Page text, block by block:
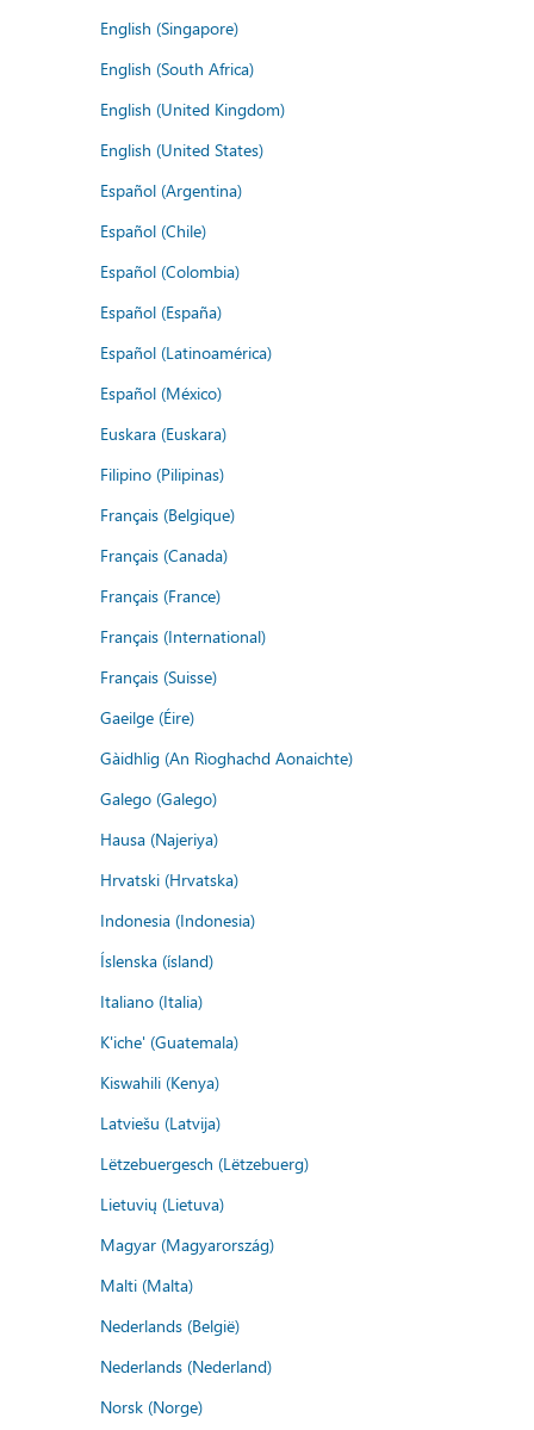
English (Singapore)
English (South Africa)
English (United Kingdom)
English (United States)
Español (Argentina)
Español (Chile)
Español (Colombia)
Español (España)
Español (Latinoamérica)
Español (México)
Euskara (Euskara)
Filipino (Pilipinas)
Français (Belgique)
Français (Canada)
Français (France)
Français (International)
Français (Suisse)
Gaeilge (Éire)
Gàidhlig (An Rìoghachd Aonaichte)
Galego (Galego)
Hausa (Najeriya)
Hrvatski (Hrvatska)
Indonesia (Indonesia)
Íslenska (ísland)
Italiano (Italia)
K'iche' (Guatemala)
Kiswahili (Kenya)
Latviešu (Latvija)
Lëtzebuergesch (Lëtzebuerg)
Lietuvių (Lietuva)
Magyar (Magyarország)
Malti (Malta)
Nederlands (België)
Nederlands (Nederland)
Norsk (Norge)